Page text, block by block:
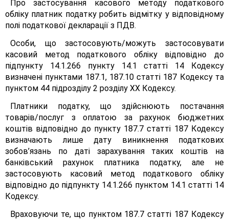
Про застосування касового методу податкового
обліку платник податку робить відмітку у відповідному
полі податкової декларації з ПДВ.
Особи, що застосовують/можуть застосовувати
касовий метод податкового обліку відповідно до
підпункту 14.1.266 пункту 14.1 статті 14 Кодексу
визначені пунктами 187.1, 187.10 статті 187 Кодексу та
пунктом 44 підрозділу 2 розділу XX Кодексу.
Платники податку, що здійснюють постачання
товарів/послуг з оплатою за рахунок бюджетних
коштів відповідно до пункту 187.7 статті 187 Кодексу
визначають лише дату виникнення податкових
зобов’язань по даті зарахування таких коштів на
банківський рахунок платника податку, але не
застосовують касовий метод податкового обліку
відповідно до підпункту 14.1.266 пунктом 14.1 статті 14
Кодексу.
Враховуючи те, що пунктом 187.7 статті 187 Кодексу